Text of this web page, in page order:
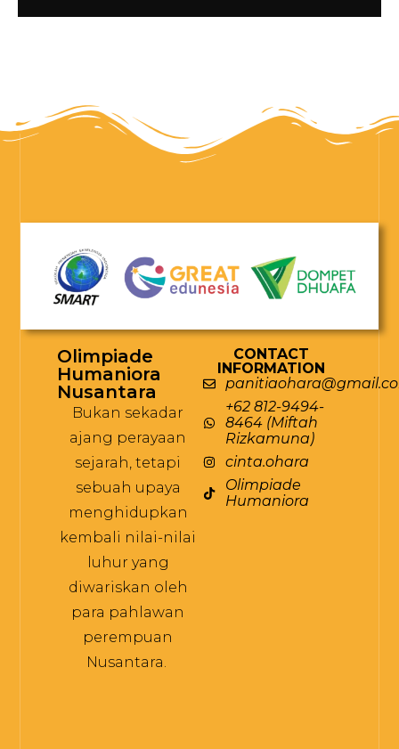
Olimpiade
Humaniora
Nusantara
Bukan sekadar
ajang perayaan
sejarah, tetapi
sebuah upaya
menghidupkan
kembali nilai-nilai
luhur yang
diwariskan oleh
para pahlawan
perempuan
Nusantara.
CONTACT
INFORMATION
+62 812-9494-
8464 (Miftah
Rizkamuna)
cinta.ohara
Olimpiade
Humaniora